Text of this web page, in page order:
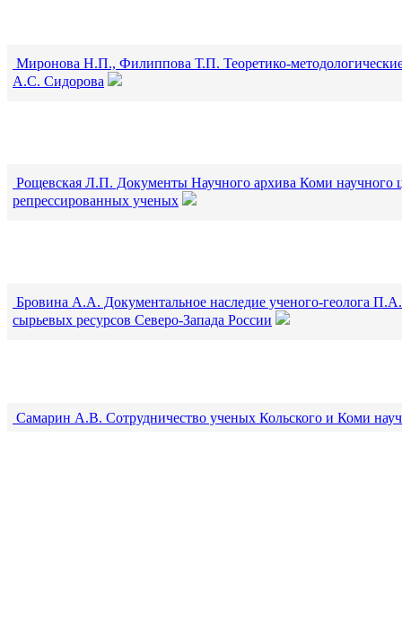
Миронова Н.П., Филиппова Т.П. Теоретико-методологические
А.С. Сидорова
Рощевская Л.П. Документы Научного архива Коми научного
репрессированных ученых
Бровина А.А. Документальное наследие ученого-геолога
сырьевых ресурсов Северо-Запада России
Самарин А.В. Сотрудничество ученых Кольского и Коми